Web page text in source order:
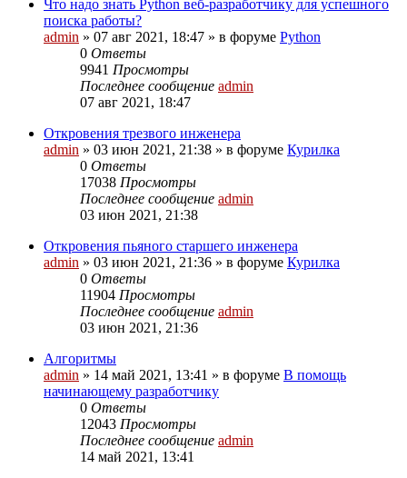
Что надо знать Python веб-разработчику для успешного
поиска работы?
admin » 07 авг 2021, 18:47 » в форуме Python
0 Ответы
9941 Просмотры
Последнее сообщение admin
07 авг 2021, 18:47
Откровения трезвого инженера
admin » 03 июн 2021, 21:38 » в форуме Курилка
0 Ответы
17038 Просмотры
Последнее сообщение admin
03 июн 2021, 21:38
Откровения пьяного старшего инженера
admin » 03 июн 2021, 21:36 » в форуме Курилка
0 Ответы
11904 Просмотры
Последнее сообщение admin
03 июн 2021, 21:36
Алгоритмы
admin » 14 май 2021, 13:41 » в форуме В помощь
начинающему разработчику
0 Ответы
12043 Просмотры
Последнее сообщение admin
14 май 2021, 13:41